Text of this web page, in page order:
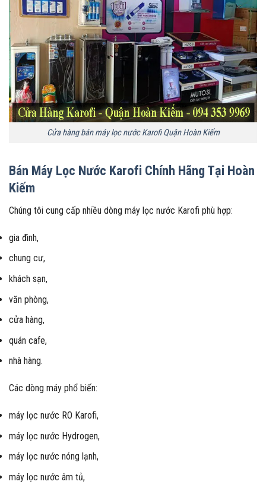
Cửa hàng bán máy lọc nước Karofi Quận Hoàn Kiếm
Bán Máy Lọc Nước Karofi Chính Hãng Tại Hoàn
Kiếm
Chúng tôi cung cấp nhiều dòng máy lọc nước Karofi phù hợp:
gia đình,
chung cư,
khách sạn,
văn phòng,
cửa hàng,
quán cafe,
nhà hàng.
Các dòng máy phổ biến:
máy lọc nước RO Karofi,
máy lọc nước Hydrogen,
máy lọc nước nóng lạnh,
máy lọc nước âm tủ,